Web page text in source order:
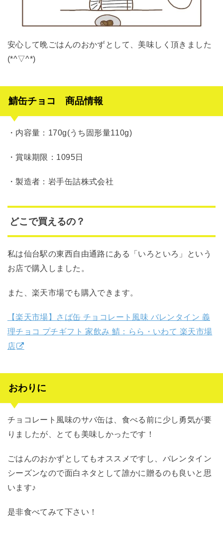
安心して晩ごはんのおかずとして、美味しく頂きました
(*^▽^*)
鯖缶チョコ 商品情報
・内容量：170g(うち固形量110g)
・賞味期限：1095日
・製造者：岩手缶詰株式会社
どこで買えるの？
私は仙台駅の東西自由通路にある「いろといろ」という
お店で購入しました。
また、楽天市場でも購入できます。
【楽天市場】さば缶 チョコレート風味 バレンタイン 義
理チョコ プチギフト 家飲み 鯖：らら・いわて 楽天市場
店
おわりに
チョコレート風味のサバ缶は、食べる前に少し勇気が要
りましたが、とても美味しかったです！
ごはんのおかずとしてもオススメですし、バレンタイン
シーズンなので面白ネタとして誰かに贈るのも良いと思
います♪
是非食べてみて下さい！